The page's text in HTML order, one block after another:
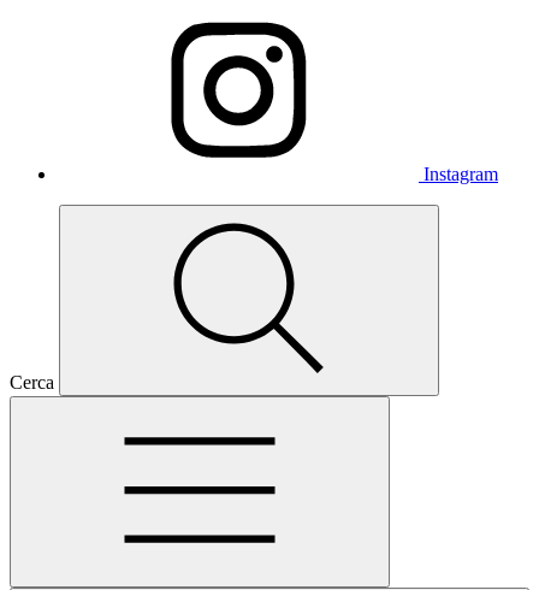
Instagram
Cerca